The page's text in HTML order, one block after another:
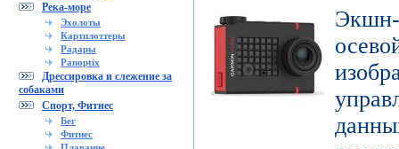
Река-море
Эхолоты
Картплоттеры
Радары
Panoptix
Дрессировка и слежение за
собаками
Спорт, Фитнес
Бег
Фитнес